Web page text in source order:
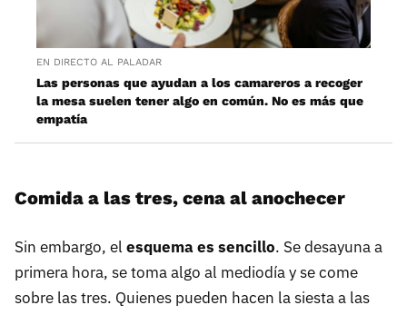
EN DIRECTO AL PALADAR
Las personas que ayudan a los camareros a recoger
la mesa suelen tener algo en común. No es más que
empatía
Comida a las tres, cena al anochecer
Sin embargo, el esquema es sencillo. Se desayuna a
primera hora, se toma algo al mediodía y se come
sobre las tres. Quienes pueden hacen la siesta a las